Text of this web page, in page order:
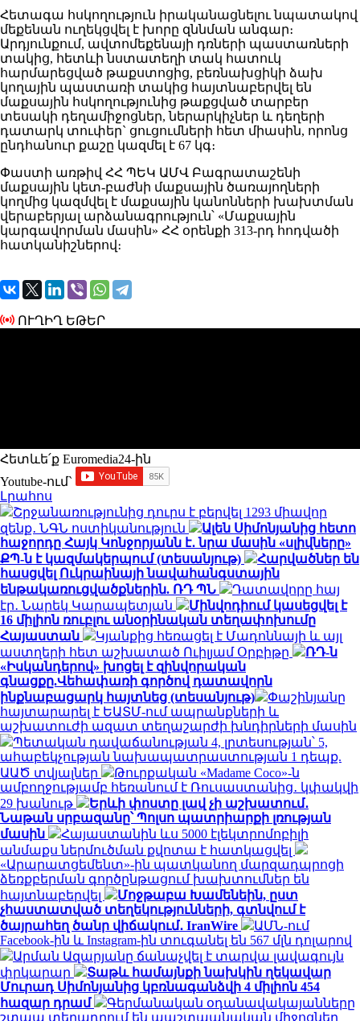
Հետագա հսկողություն իրականացնելու նպատակով
մեքենան ուղեկցվել է խորը զննման անգար։
Արդյունքում, ավտոմեքենայի դռների պաստառների
տակից, հետևի նստատեղի տակ հատուկ
հարմարեցված թաքստոցից, բեռնախցիկի ձախ
կողային պաստառի տակից հայտնաբերվել են
մաքսային հսկողությունից թաքցված տարբեր
տեսակի դեղամիջոցներ, ներարկիչներ և դեղերի
դատարկ տուփեր` ցուցումների հետ միասին, որոնց
ընդհանուր քաշը կազմել է 67 կգ։
Փաստի առթիվ ՀՀ ՊԵԿ ԱՄՎ Բագրատաշենի
մաքսային կետ-բաժնի մաքսային ծառայողների
կողմից կազմվել է մաքսային կանոնների խախտման
վերաբերյալ արձանագրություն՝ «Մաքսային
կարգավորման մասին» ՀՀ օրենքի 313-րդ հոդվածի
հատկանիշներով։
ՈՒՂԻՂ ԵԹԵՐ
Հետևե՛ք Euromedia24-ին
Youtube-ում`
Լրահոս
Շրջանառությունից դուրս է բերվել 1293 միավոր
զենք․ ՆԳՆ ոստիկանություն
Ալեն Սիմոնյանից հետո
հաջորդը Հայկ Կոնջորյանն է․ նրա մասին «սլիվները»
ՔՊ-ն է կազմակերպում (տեսանյութ)
Հարվածներ են
հասցվել Ուկրաինայի նավահանգստային
ենթակառուցվածքներին. ՌԴ ՊՆ
Դատավորը հայ
էր․ Նարեկ Կարապետյան
Մինվոդիում կասեցվել է
16 միլիոն ռուբլու անօրինական տեղափոխումը
Հայաստան
Կյանքից հեռացել է Մադոննայի և այլ
աստղերի հետ աշխատած Ուիլյամ Օրբիթը
ՌԴ-ն
«Իսկանդերով» խոցել է զինվորական
գնացքը.Վեհափառի գործով դատավորն
ինքնաբացարկ հայտնեց (տեսանյութ)
Փաշինյանը
հայտարարել է ԵԱՏՄ-ում ապրանքների և
աշխատուժի ազատ տեղաշարժի խնդիրների մասին
Պետական դավաճանության 4, լրտեսության՝ 5,
ահաբեկչության նախապատրաստության 1 դեպք.
ԱԱԾ տվյալներ
Թուրքական «Madame Coco»-ն
ամբողջությամբ հեռանում է Ռուսաստանից․ կփակվի
29 խանութ
Երևի փոստը լավ չի աշխատում․
Նաթան սրբազանը՝ Պոլսո պատրիարքի լռության
մասին
Հայաստանին ևս 5000 էլեկտրոմոբիլի
անմաքս ներմուծման քվոտա է հատկացվել
«Արարատցեմենտ»-ին պատկանող մարզադպրոցի
ձեռքբերման գործընթացում խախտումներ են
հայտնաբերվել
Մոջթաբա Խամենեին, ըստ
չհաստատված տեղեկությունների, գտնվում է
ծայրահեղ ծանր վիճակում․ IranWire
ԱՄՆ-ում
Facebook-ին և Instagram-ին տուգանել են 567 մլն դոլարով
Արման Ազարյանը ճանաչվել է տարվա լավագույն
փրկարար
Տաթև համայնքի նախկին ղեկավար
Մուրադ Սիմոնյանից կբռնագանձվի 4 միլիոն 454
հազար դրամ
Գերմանական օդանավակայանները
շտապ տեղադրում են պաշտպանական միջոցներ